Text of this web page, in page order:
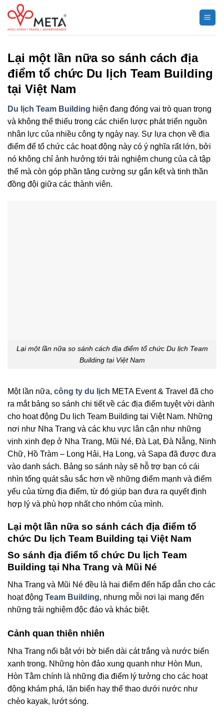
Chuyển
đến
nội
Lại một lần nữa so sánh cách địa
điểm tổ chức Du lịch Team Building
tại Việt Nam
Du lịch Team Building hiện đang đóng vai trò quan trọng
và không thể thiếu trong các chiến lược phát triển nguồn
nhân lực của nhiều công ty ngày nay. Sự lựa chọn về địa
điểm để tổ chức các hoạt động này có ý nghĩa rất lớn, bởi
nó không chỉ ảnh hưởng tới trải nghiệm chung của cả tập
thể mà còn góp phần tăng cường sự gắn kết và tinh thần
đồng đội giữa các thành viên.
Lại một lần nữa so sánh cách địa điểm tổ chức Du lịch Team
Building tại Việt Nam
Một lần nữa, công ty du lịch META Event & Travel đã cho
ra mắt bảng so sánh chi tiết về các địa điểm tuyệt vời dành
cho hoạt động Du lịch Team Building tại Việt Nam. Những
nơi như Nha Trang và các khu vực lân cận như những
vịnh xinh đẹp ở Nha Trang, Mũi Né, Đà Lạt, Đà Nẵng, Ninh
Chữ, Hồ Tràm – Long Hải, Hạ Long, và Sapa đã được đưa
vào danh sách. Bảng so sánh này sẽ hỗ trợ bạn có cái
nhìn tổng quát sâu sắc hơn về những điểm mạnh và điểm
yếu của từng địa điểm, từ đó giúp bạn đưa ra quyết định
hợp lý và phù hợp nhất cho nhóm của mình.
Lại một lần nữa so sánh cách địa điểm tổ
chức Du lịch Team Building tại Việt Nam
So sánh địa điểm tổ chức Du lịch Team
Building tại Nha Trang và Mũi Né
Nha Trang và Mũi Né đều là hai điểm đến hấp dẫn cho các
hoạt động Team Building, nhưng mỗi nơi lại mang đến
những trải nghiệm độc đáo và khác biệt.
Cảnh quan thiên nhiên
Nha Trang nổi bật với bờ biển dài cát trắng và nước biển
xanh trong. Những hòn đảo xung quanh như Hòn Mun,
Hòn Tằm chính là những địa điểm lý tưởng cho các hoạt
động khám phá, lặn biển hay thể thao dưới nước như
chèo kayak, lướt sóng.